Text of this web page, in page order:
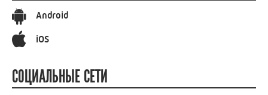
Android
iOS
СОЦИАЛЬНЫЕ СЕТИ